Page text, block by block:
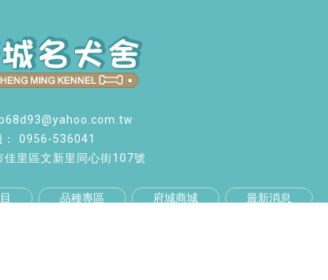
0956-536041
佳里區文新里同心街107號
品種專區 府城商城
最新消息